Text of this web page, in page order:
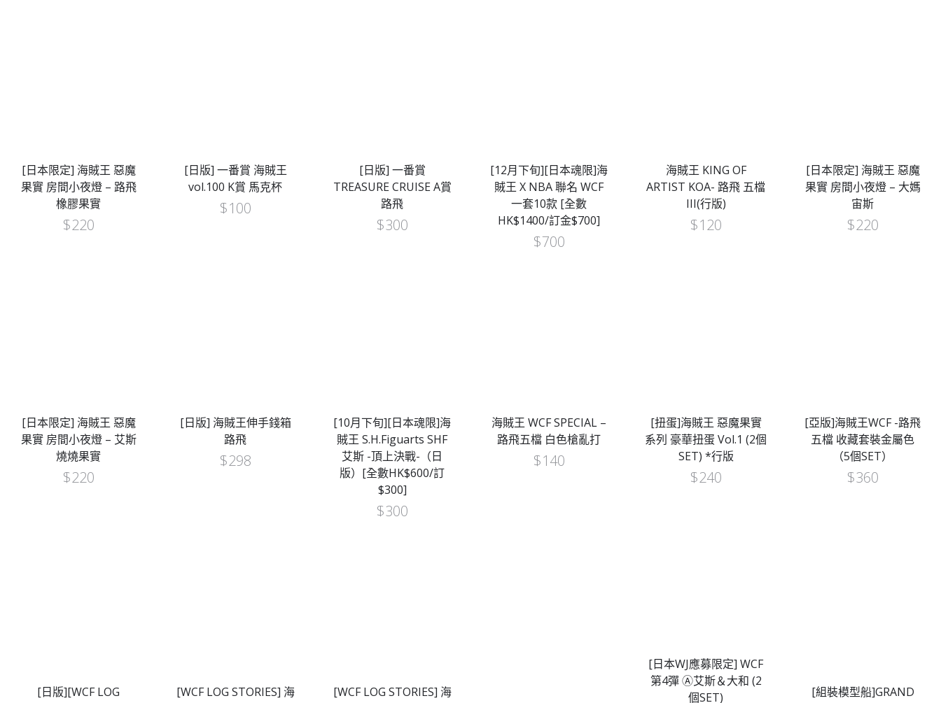
[日本限定] 海賊王 惡魔
果實 房間小夜燈 – 路飛
橡膠果實
$220
[日版] 一番賞 海賊王
vol.100 K賞 馬克杯
$100
[日版] 一番賞
TREASURE CRUISE A賞
路飛
$300
[12月下旬][日本魂限]海
賊王 X NBA 聯名 WCF
一套10款 [全數
HK$1400/訂金$700]
$700
海賊王 KING OF
ARTIST KOA- 路飛 五檔
III(行版)
$120
[日本限定] 海賊王 惡魔
果實 房間小夜燈 – 大媽
宙斯
$220
[日本限定] 海賊王 惡魔
果實 房間小夜燈 – 艾斯
燒燒果實
$220
[日版] 海賊王伸手錢箱
路飛
$298
[10月下旬][日本魂限]海
賊王 S.H.Figuarts SHF
艾斯 -頂上決戰-（日
版）[全數HK$600/訂
$300]
$300
海賊王 WCF SPECIAL –
路飛五檔 白色槍亂打
$140
[扭蛋]海賊王 惡魔果實
系列 豪華扭蛋 Vol.1 (2個
SET) *行版
$240
[亞版]海賊王WCF -路飛
五檔 收藏套裝金屬色
（5個SET）
$360
[日版][WCF LOG
[WCF LOG STORIES] 海
[WCF LOG STORIES] 海
[日本WJ應募限定] WCF
第4彈 Ⓐ艾斯＆大和 (2
個SET)
[組裝模型船]GRAND